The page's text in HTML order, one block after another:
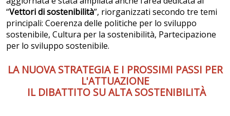
“Vettori di sostenibilità”, riorganizzati secondo tre temi
principali: Coerenza delle politiche per lo sviluppo
sostenibile, Cultura per la sostenibilità, Partecipazione
per lo sviluppo sostenibile.
LA NUOVA STRATEGIA E I PROSSIMI PASSI PER
L'ATTUAZIONE
IL DIBATTITO SU ALTA SOSTENIBILITÀ